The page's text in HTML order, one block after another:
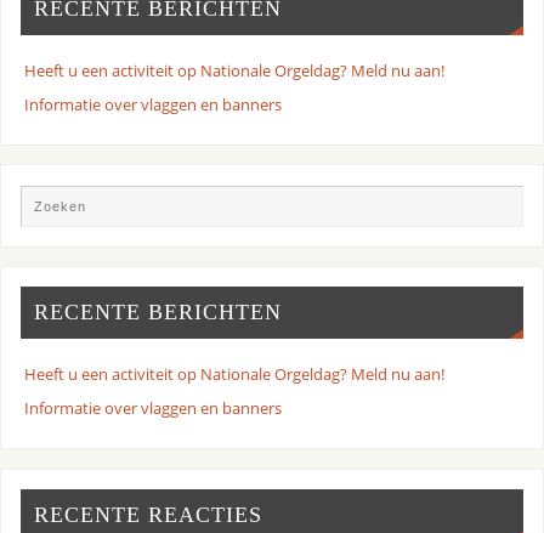
RECENTE BERICHTEN
Heeft u een activiteit op Nationale Orgeldag? Meld nu aan!
Informatie over vlaggen en banners
RECENTE BERICHTEN
Heeft u een activiteit op Nationale Orgeldag? Meld nu aan!
Informatie over vlaggen en banners
RECENTE REACTIES